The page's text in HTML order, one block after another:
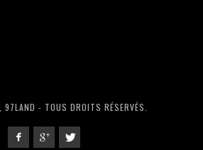
- TOUS DROITS RÉSERVÉS.